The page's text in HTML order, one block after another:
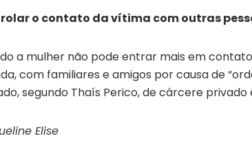
o contato da vítima com outras
a mulher não pode entrar mais em
com familiares e amigos por causa de
segundo Thaís Perico, de cárcere privado
Elise